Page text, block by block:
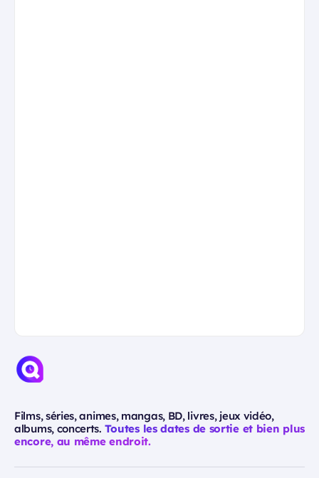
Films, séries, animes, mangas, BD, livres, jeux vidéo,
albums, concerts. Toutes les dates de sortie et bien plus
encore, au même endroit.